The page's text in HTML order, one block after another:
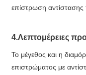
επίστρωση αντίστασης
4.Λεπτομέρειες
Το μέγεθος και η
επιστρώματος με